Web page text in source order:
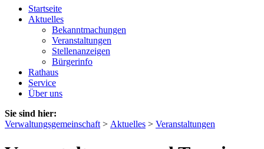
Startseite
Aktuelles
Bekanntmachungen
Veranstaltungen
Stellenanzeigen
Bürgerinfo
Rathaus
Service
Über uns
Sie sind hier:
Verwaltungsgemeinschaft > Aktuelles > Veranstaltungen